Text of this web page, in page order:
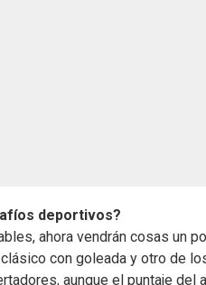
deportivos?
ahora vendrán cosas un
con goleada y otro de
aunque el puntaje